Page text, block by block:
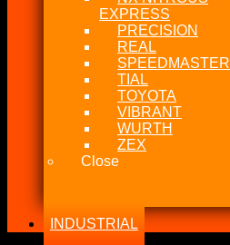
EXPRESS
PRECISION
REAL
SPEEDMASTER
TIAL
TOYOTA
VIBRANT
WURTH
ZEX
Close
INDUSTRIAL